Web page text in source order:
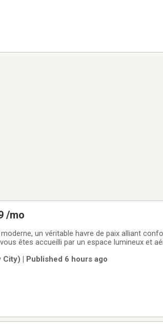
/mo
un véritable havre de paix alliant
êtes accueilli par un espace lumineux et
| Published 6 hours ago